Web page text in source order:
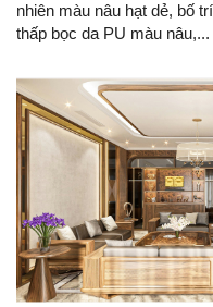
nhiên màu nâu hạt dẻ, bố
thấp bọc da PU màu nâu,...